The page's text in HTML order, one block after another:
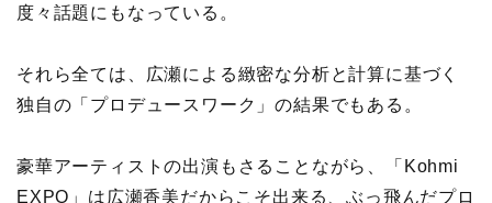
度々話題にもなっている。
それら全ては、広瀬による緻密な分析と計算に基づく
独自の「プロデュースワーク」の結果でもある。
豪華アーティストの出演もさることながら、「Kohmi
EXPO」は広瀬香美だからこそ出来る、ぶっ飛んだプロ